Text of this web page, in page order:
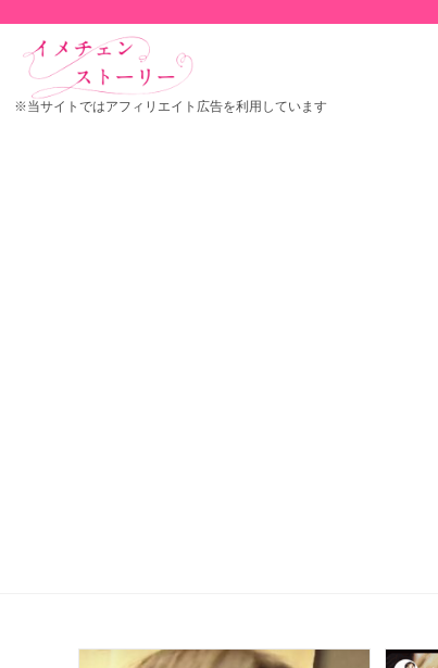
※当サイトではアフィリエイト広告を利用しています